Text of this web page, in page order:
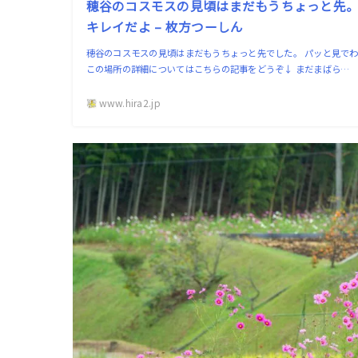
穂谷のコスモスの見頃はまだもうちょっと先
キレイだよ – 枚方つーしん
穂谷のコスモスの見頃はまだもうちょっと先でした。 パッと見で
この場所の詳細についてはこちらの記事をどうぞ↓ まだまばら…
www.hira2.jp